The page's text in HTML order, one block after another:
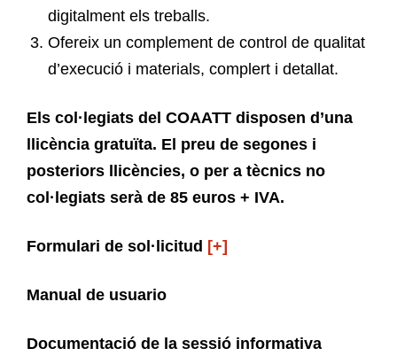
digitalment els treballs.
Ofereix un complement de control de qualitat
d’execució i materials, complert i detallat.
Els col·legiats del COAATT disposen d’una
llicència gratuïta. El preu de segones i
posteriors llicències, o per a tècnics no
col·legiats serà de 85 euros + IVA.
Formulari de sol·licitud [+]
Manual de usuario
Documentació de la sessió informativa